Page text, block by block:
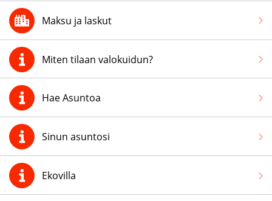
Maksu ja laskut
Miten tilaan valokuidun?
Hae Asuntoa
Sinun asuntosi
Ekovilla